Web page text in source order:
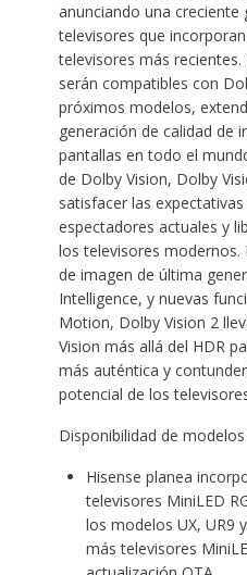
anunciando una creciente
televisores que
televisores más recientes.
serán compatibles con
próximos modelos,
generación de calidad de
pantallas en todo el
de Dolby Vision, Dolby
satisfacer las
espectadores actuales y
los televisores
de imagen de última
Intelligence, y nuevas
Motion, Dolby Vision 2
Vision más allá del HDR
más auténtica y
potencial de los
Disponibilidad de modelos
Hisense planea
televisores MiniLED
los modelos UX, UR9
más televisores